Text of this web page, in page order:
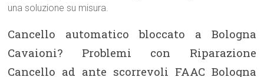
una soluzione su misura.
Cancello automatico bloccato a Bologna
Cavaioni? Problemi con Riparazione
Cancello ad ante scorrevoli FAAC Bologna